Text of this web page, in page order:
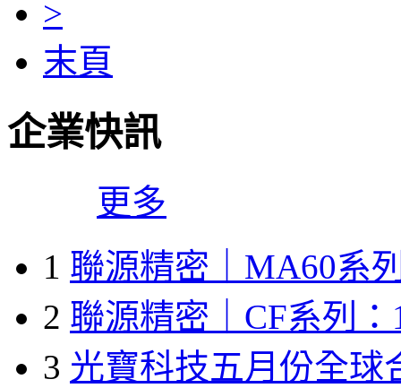
>
末頁
企業快訊
更多
1 聯源精密｜MA60系
2 聯源精密｜CF系列：
3 光寶科技五月份全球